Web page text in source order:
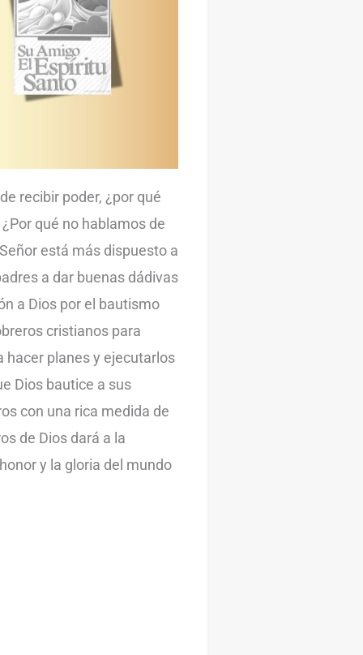
recibir poder, ¿por qué
qué no hablamos de
está más dispuesto a
a dar buenas dádivas
a Dios por el bautismo
cristianos para
hacer planes y ejecutarlos
Dios bautice a sus
con una rica medida de
de Dios dará a la
y la gloria del mundo